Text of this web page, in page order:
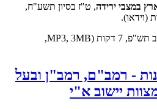
במצבי ירידה, ט"ז בסיון תשע"ח,
, אב תש"פ, 7 דקות (MP3, 3MB,
- רמב"ם, רמב"ן ובעל
יישוב א"י